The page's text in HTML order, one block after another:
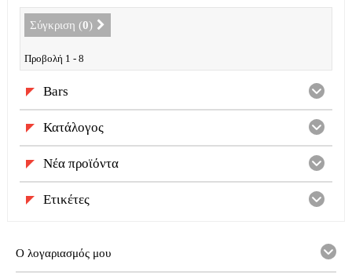
Σύγκριση (0)
Προβολή 1 - 8
Bars
Κατάλογος
Νέα προϊόντα
Ετικέτες
Ο λογαριασμός μου